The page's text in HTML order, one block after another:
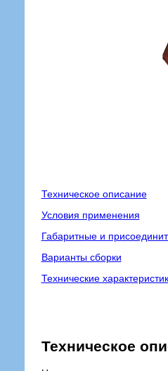
Техническое описание
Условия применения
Габаритные и
Варианты сборки
Технические
Техническое